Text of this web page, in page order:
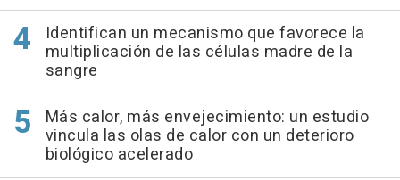
Identifican un mecanismo que favorece la
multiplicación de las células madre de la
sangre
Más calor, más envejecimiento: un estudio
vincula las olas de calor con un deterioro
biológico acelerado